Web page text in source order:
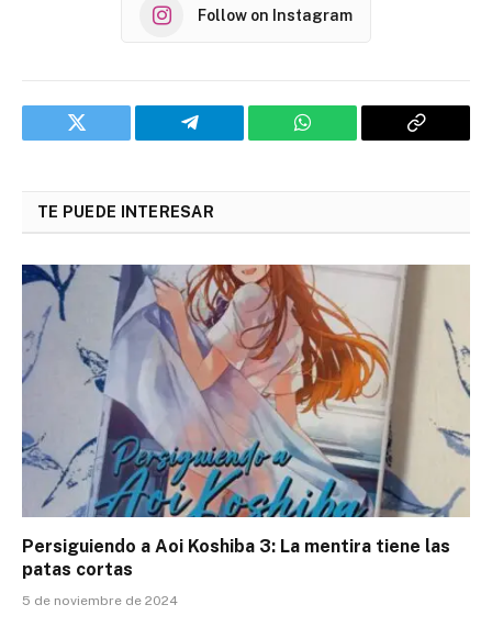
Follow on Instagram
Twitter Telegram WhatsApp
Copy
TE PUEDE INTERESAR
Persiguiendo a Aoi Koshiba 3: La mentira tiene las
patas cortas
5 de noviembre de 2024